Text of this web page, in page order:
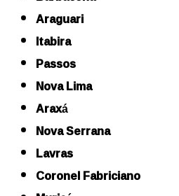
Araguari
Itabira
Passos
Nova Lima
Araxá
Nova Serrana
Lavras
Coronel Fabriciano